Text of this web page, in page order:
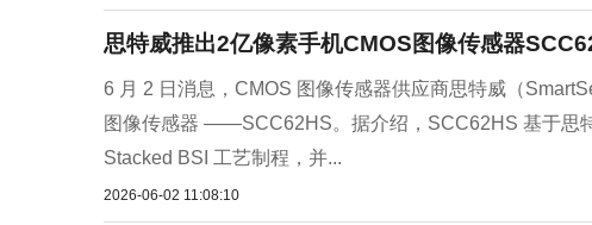
思特威推出2亿像素手机CMOS图像传感器
6 月 2 日消息，CMOS 图像传感器供应商思特威（
图像传感器 ——SCC62HS。据介绍，SCC62HS 基于思
Stacked BSI 工艺制程，并...
2026-06-02 11:08:10